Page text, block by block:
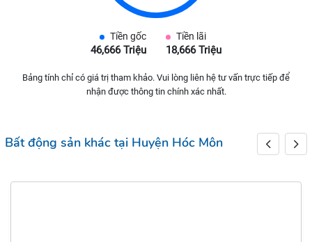
Tiền gốc
46,666 Triệu
Tiền lãi
18,666 Triệu
Bảng tính chỉ có giá trị tham khảo. Vui lòng liên hệ tư vấn trực tiếp để
nhận được thông tin chính xác nhất.
Bất động sản khác tại Huyện Hóc Môn